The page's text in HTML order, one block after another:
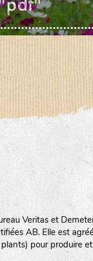
Veritas et
AB. Elle est
pour produire